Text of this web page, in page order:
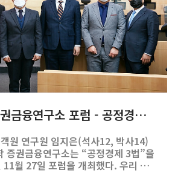
2020 서울대 증권금융연구소 포럼 - 공정경제 3법
원 연구원 임지은(석사12, 박사14)
증권금융연구소는 “공정경제 3법”을
월 27일 포럼을 개최했다. 우리 사